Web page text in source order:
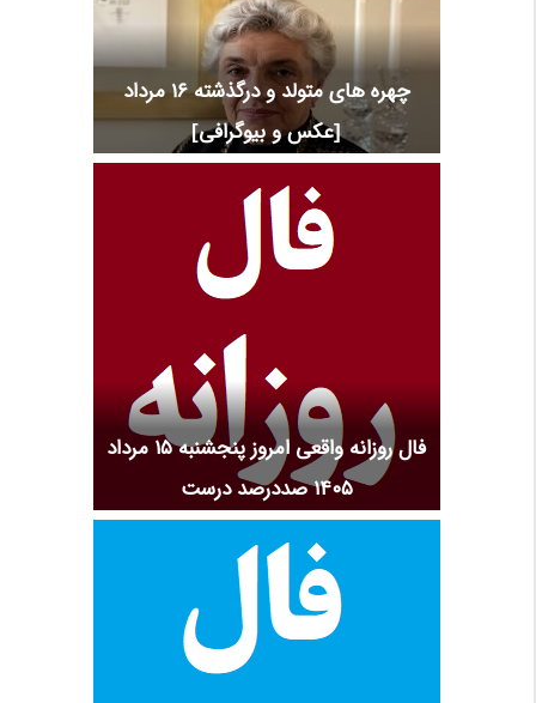
چهره های متولد و درگذشته 16 مرداد
[عکس و بیوگرافی]
فال روزانه واقعی امروز پنجشنبه ۱۵ مرداد
۱۴۰۵ صددرصد درست